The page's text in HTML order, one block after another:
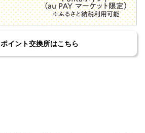
ポイント交換所はこちら